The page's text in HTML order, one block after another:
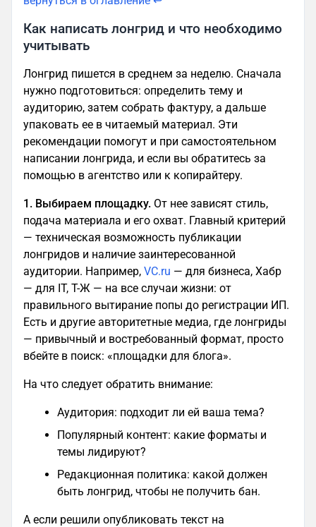
Как написать лонгрид и что необходимо
учитывать
Лонгрид пишется в среднем за неделю. Сначала
нужно подготовиться: определить тему и
аудиторию, затем собрать фактуру, а дальше
упаковать ее в читаемый материал. Эти
рекомендации помогут и при самостоятельном
написании лонгрида, и если вы обратитесь за
помощью в агентство или к копирайтеру.
1. Выбираем площадку. От нее зависят стиль,
подача материала и его охват. Главный критерий
— техническая возможность публикации
лонгридов и наличие заинтересованной
аудитории. Например, VC.ru — для бизнеса, Хабр
— для IT, Т-Ж — на все случаи жизни: от
правильного вытирание попы до регистрации ИП.
Есть и другие авторитетные медиа, где лонгриды
— привычный и востребованный формат, просто
вбейте в поиск: «площадки для блога».
На что следует обратить внимание:
Аудитория: подходит ли ей ваша тема?
Популярный контент: какие форматы и
темы лидируют?
Редакционная политика: какой должен
быть лонгрид, чтобы не получить бан.
А если решили опубликовать текст на